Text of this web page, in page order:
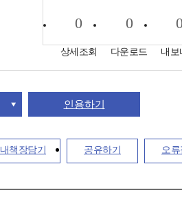
0
상세조회
0
다운로드 내보
인용하기
내책장담기 공유하기 오